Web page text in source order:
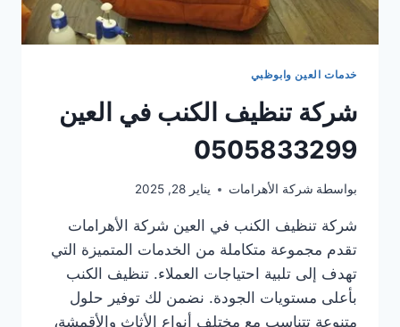
خدمات العين وابوظبي
شركة تنظيف الكنب في العين
0505833299
بواسطة شركة الأهرامات يناير 28, 2025
شركة تنظيف الكنب في العين شركة الأهرامات
تقدم مجموعة متكاملة من الخدمات المتميزة التي
تهدف إلى تلبية احتياجات العملاء. تنظيف الكنب
بأعلى مستويات الجودة. نضمن لك توفير حلول
متنوعة تتناسب مع مختلف أنواع الأثاث والأقمشة،